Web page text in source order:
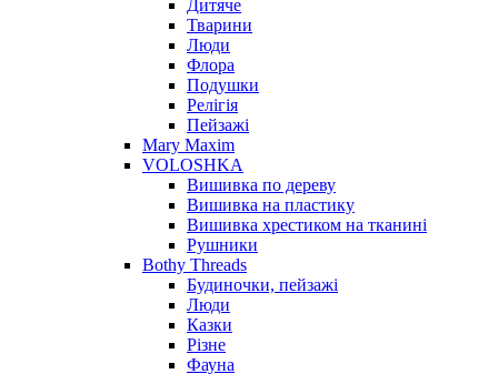
Дитяче
Тварини
Люди
Флора
Подушки
Релігія
Пейзажі
Mary Maxim
VOLOSHKA
Вишивка по дереву
Вишивка на пластику
Вишивка хрестиком на тканині
Рушники
Bothy Threads
Будиночки, пейзажі
Люди
Казки
Різне
Фауна